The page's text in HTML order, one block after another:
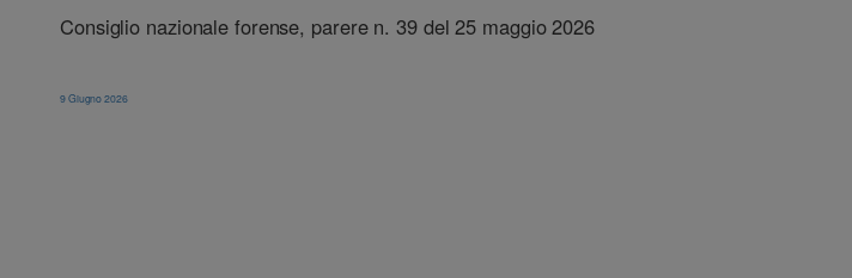
Consiglio nazionale forense, parere n. 39 del 25 maggio 2026
9 Giugno 2026